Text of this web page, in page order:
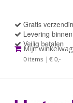
Gratis
Levering
Veilig betalen
Mijn
0 items | € 0,-